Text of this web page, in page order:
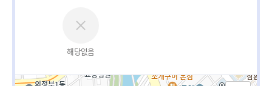
해당없음